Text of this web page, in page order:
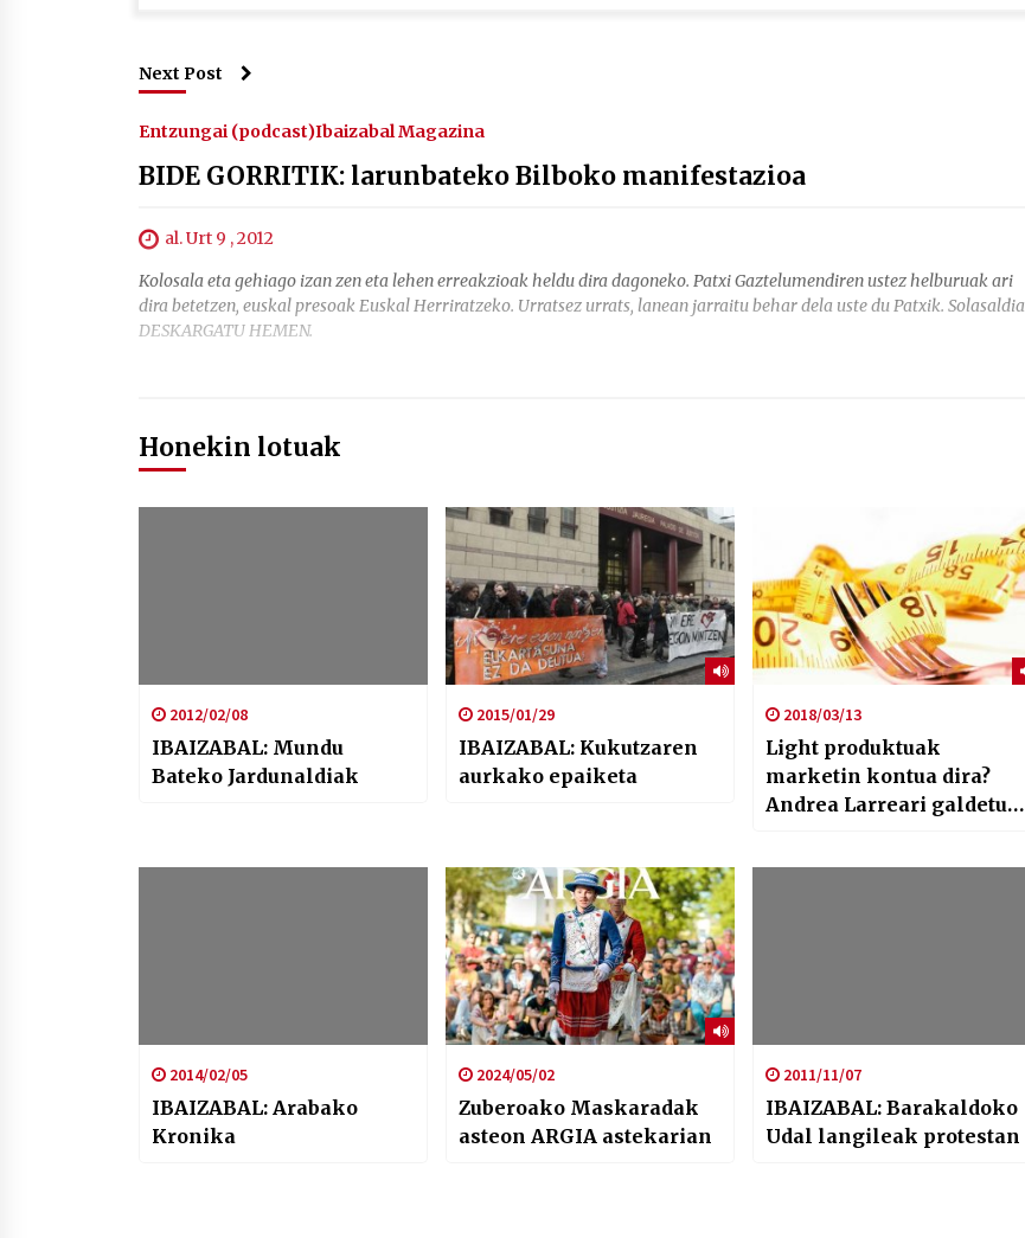
Next Post
Entzungai (podcast)Ibaizabal Magazina
BIDE GORRITIK: larunbateko Bilboko manifestazioa
al. Urt 9 , 2012
Kolosala eta gehiago izan zen eta lehen erreakzioak heldu dira dagoneko. Patxi Gaztelumendiren ustez helburuak ari
dira betetzen, euskal presoak Euskal Herriratzeko. Urratsez urrats, lanean jarraitu behar dela uste du Patxik. Solasaldia
DESKARGATU HEMEN.
Honekin lotuak
2012/02/08
IBAIZABAL: Mundu
Bateko Jardunaldiak
2015/01/29
IBAIZABAL: Kukutzaren
aurkako epaiketa
2018/03/13
Light produktuak
marketin kontua dira?
Andrea Larreari galdetu
2014/02/05
IBAIZABAL: Arabako
Kronika
2024/05/02
Zuberoako Maskaradak
asteon ARGIA astekarian
2011/11/07
IBAIZABAL: Barakaldoko
Udal langileak protestan